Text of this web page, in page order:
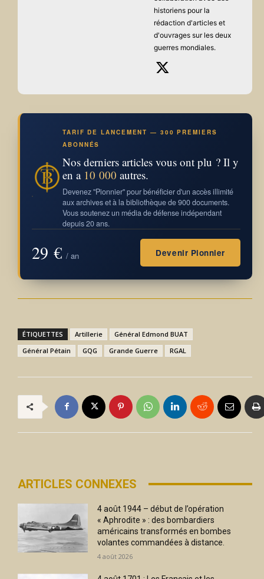
historiens pour la
rédaction d'articles et
d'ouvrages sur les deux
guerres mondiales.
TARIF DE LANCEMENT — 300 PREMIERS
ABONNÉS
Nos derniers articles vous ont plu ? Il y
en a 10 000 autres.
Devenez "Pionnier" pour bénéficier d'un accès illimité
aux archives et à la bibliothèque de 900 documents.
Vous soutenez un média de défense indépendant
depuis 20 ans.
29 € / an Devenir Pionnier
ÉTIQUETTES Artillerie
Général Edmond BUAT
Général Pétain
GQG Grande Guerre RGAL
ARTICLES CONNEXES
4 août 1944 – début de l’opération
« Aphrodite » : des bombardiers
américains transformés en bombes
volantes commandées à distance.
4 août 2026